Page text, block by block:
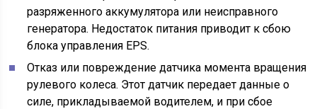
разряженного аккумулятора или неисправного
генератора. Недостаток питания приводит к сбою
блока управления EPS.
Отказ или повреждение датчика момента вращения
рулевого колеса. Этот датчик передает данные о
силе, прикладываемой водителем, и при сбое